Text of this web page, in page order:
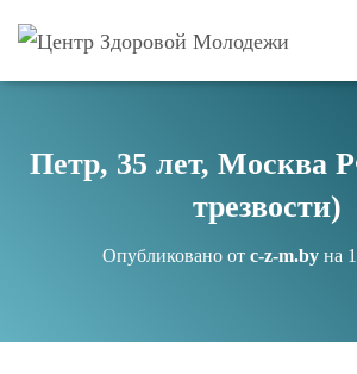
Петр, 35 лет, Москва
трезвости)
Опубликовано от c-z-m.byна